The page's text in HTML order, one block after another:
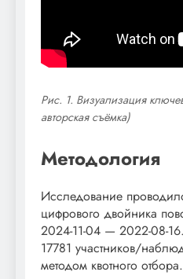
Рис. 1. Визуализация
авторская съёмка)
Методология
Исследование
цифрового двойника
2024-11-04 — 2022-08-
17781 участников/
методом квотного отбора.